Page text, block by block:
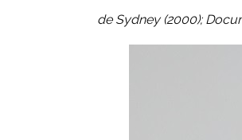
de Sydney (2000);